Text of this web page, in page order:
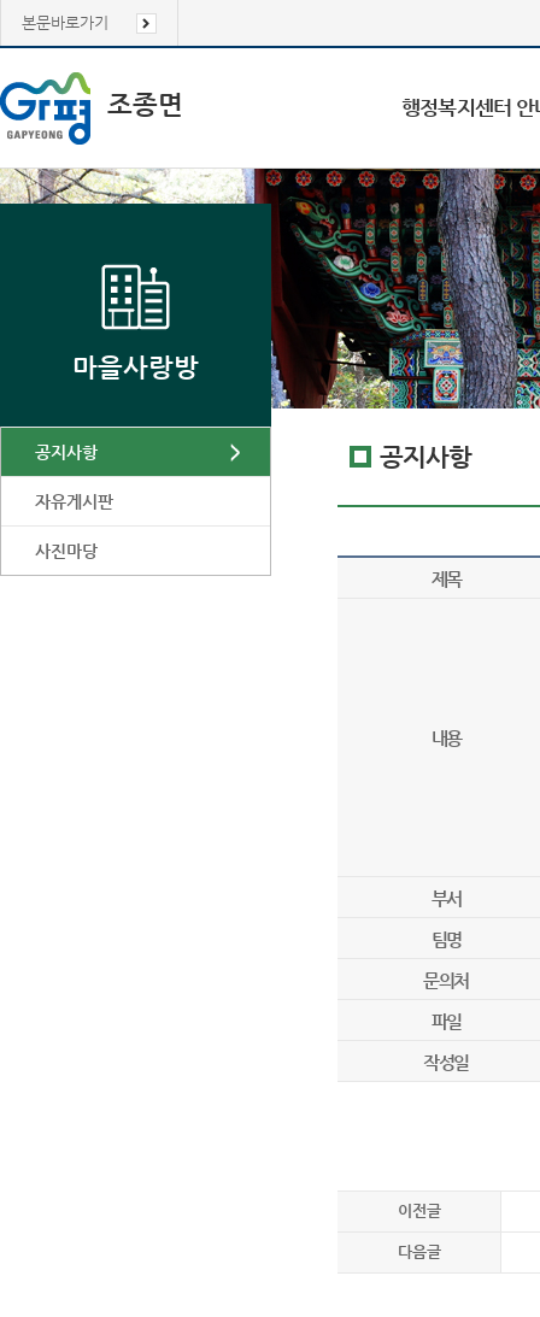
본문바로가기
조종면 행정복지센터 안
마을사랑방
공지사항
자유게시판
사진마당
공지사항
제목
내용
부서
팀명
문의처
파일
작성일
이전글
다음글